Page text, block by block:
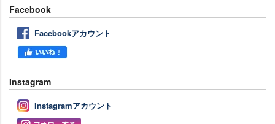
Facebook
Facebookアカウント
Instagram
Instagramアカウント